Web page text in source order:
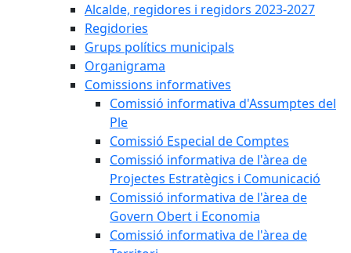
Alcalde, regidores i regidors 2023-2027
Regidories
Grups polítics municipals
Organigrama
Comissions informatives
Comissió informativa d'Assumptes del
Ple
Comissió Especial de Comptes
Comissió informativa de l'àrea de
Projectes Estratègics i Comunicació
Comissió informativa de l'àrea de
Govern Obert i Economia
Comissió informativa de l'àrea de